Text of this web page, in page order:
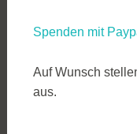
Spenden mit
Auf Wunsch
aus.